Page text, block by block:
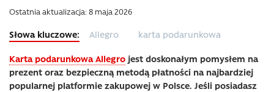
Ostatnia aktualizacja: 8 maja 2026
Allegro
karta podarunkowa
Karta podarunkowa Allegro jest doskonałym pomysłem na
prezent oraz bezpieczną metodą płatności na najbardziej
popularnej platformie zakupowej w Polsce. Jeśli posiadasz